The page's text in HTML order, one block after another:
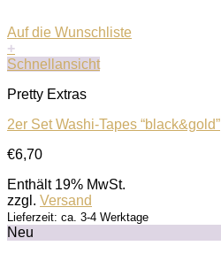
Auf die Wunschliste
+
Schnellansicht
Pretty Extras
2er Set Washi-Tapes “black&gold”
€6,70
Enthält 19% MwSt.
zzgl. Versand
Lieferzeit: ca. 3-4 Werktage
Neu